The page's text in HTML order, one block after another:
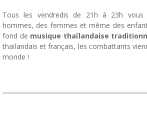
Tous les vendredis de 21h à 23h vous
hommes, des femmes et même des
fond de musique thaïlandaise
thaïlandais et français, les combattants
monde !